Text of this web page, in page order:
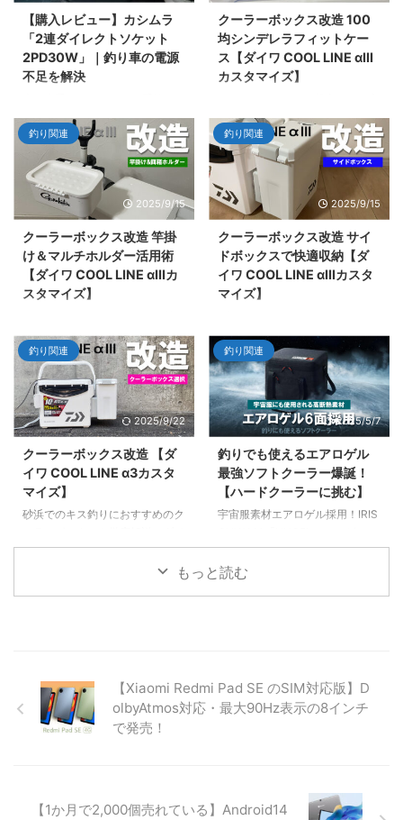
【購入レビュー】カシムラ
「2連ダイレクトソケット
2PD30W」｜釣り車の電源
不足を解決
ソケット＋3USB）に拡張！カシ
ムラの「2連ダイレクトソケット
2PD30W」をレビュー。釣りの
エアポンプを回しながらスマホを
PD30Wで急速充電できる、アウ
トドア派に最適な電源環境の作り
方を紹介します。
クーラーボックス改造 100
均シンデレラフィットケー
ス【ダイワ COOL LINE αIII
カスタマイズ】
れたキスを受け止める100均ケー
ス「ロックパック ワイドL」を紹
介。保冷剤との組み合わせやジッ
プロックLサイズとの相性も解
説。
釣り関連
2025/9/15
クーラーボックス改造 竿掛
け＆マルチホルダー活用術
【ダイワ COOL LINE αIIIカ
スタマイズ】
掛けを装着！またエサ箱フックに
マルチホルダーを活用して愛用の
がまかつエサ箱を装着。さらにタ
オル掛けに百均の洗濯バサミを付
ける工夫で、釣行中の作業効率と
快適さをアップさせる方法を紹
介。
釣り関連
2025/9/15
クーラーボックス改造 サイ
ドボックスで快適収納【ダ
イワ COOL LINE αIIIカスタ
マイズ】
SUにサイドボックスを取り付け
る工夫を紹介。スペーサーを活か
した設置方法で、収納力の良さを
アップ。
釣り関連
2025/9/22
クーラーボックス改造 【ダ
イワ COOL LINE α3カスタ
マイズ】
砂浜でのキス釣りにおすすめのク
ワ クールラインα 1000X SUの選
定理由や、シマノ フィクセルと
釣り関連
2025/5/7
釣りでも使えるエアロゲル
最強ソフトクーラー爆誕！
【ハードクーラーに挑む】
宇宙服素材エアロゲル採用！IRIS
フトクーラーボックス」を徹底レ
ビュー。ハードクーラー級の保冷
もっと読む
【Xiaomi Redmi Pad SE のSIM対応版】D
olbyAtmos対応・最大90Hz表示の8インチ
で発売！
【1か月で2,000個売れている】Android14